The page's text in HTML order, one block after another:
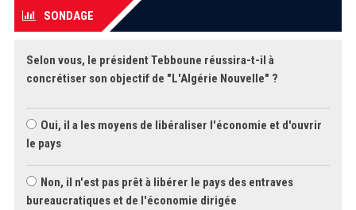
SONDAGE
Selon vous, le président Tebboune réussira-t-il à
concrétiser son objectif de "L'Algérie Nouvelle" ?
Oui, il a les moyens de libéraliser l'économie et d'ouvrir
le pays
Non, il n'est pas prêt à libérer le pays des entraves
bureaucratiques et de l'économie dirigée